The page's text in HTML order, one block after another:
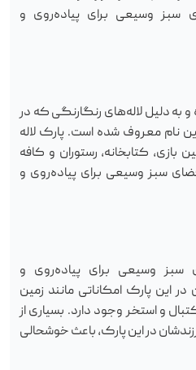
سبز وسیعی برای پیاده‌روی و
۶ واقع شده و به دلیل لاله‌های رنگارنگی که در
نام معروف شده است. پارک لاله
بازی، کتابخانه، رستوران و کافه
سبز وسیعی برای پیاده‌روی و
سبز وسیعی برای پیاده‌روی و
این پارک امکاناتی مانند زمین
و استخر وجود دارد. بسیاری از
در این پارک، باعث خوشحالی